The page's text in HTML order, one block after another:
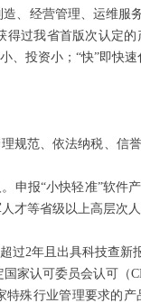
、经营管理、运维
过我省首版次认定
、投资小；“快”即快
规范、依法纳税、信
申报“小快轻准”软
才等省级以上高层次
过2年且出具科技查
家认可委员会认可（
殊行业管理要求的